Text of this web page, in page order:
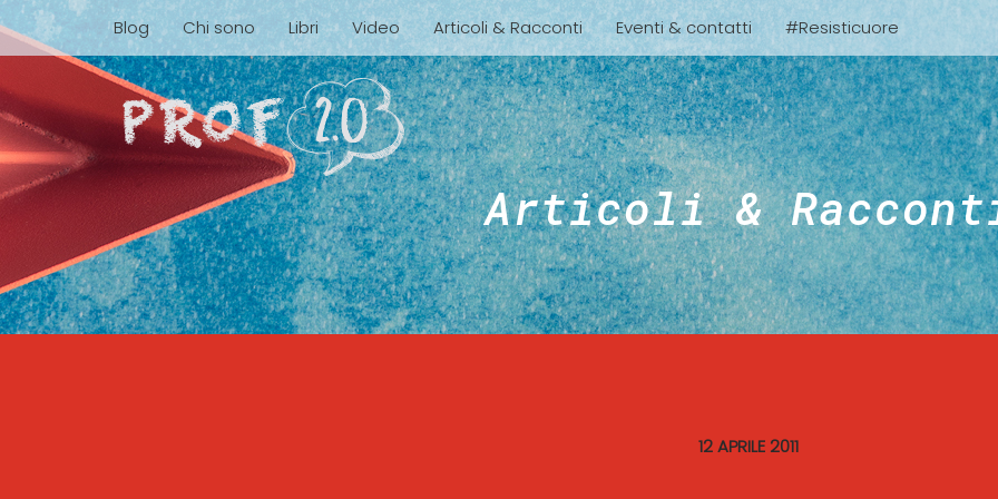
Blog Chi sono Libri Video Articoli & Racconti Eventi & contatti #Resisticuore
Articoli &
12 APRILE 2011